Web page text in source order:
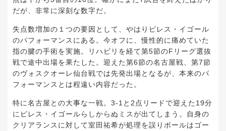
だが、非常に深刻な数字だ。
失点数増加の１つの要因として、やはりピレス・イゴール
のパフォーマンスにある。今オフに、慢性的に痛めていた
指の腱の手術を実施。リハビリを経て第5節のFリーグ選抜
戦で途中出場を果たした。迎えた第6節の名古屋戦、第7節
のヴォスクオーレ仙台戦では先発出場となるが、本来のパ
フォーマンスとは程遠い内容だった。
特に名古屋との大事な一戦。3-1と2点リードで迎えた19分
にピレス・イゴールらしからぬミスが出てしまう。自身の
クリアランスに対して室田祐希が処理を誤りボールはゴー